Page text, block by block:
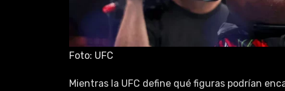
Foto: UFC
Mientras la UFC define qué figuras podrían